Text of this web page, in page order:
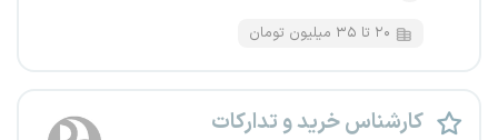
۲۰ تا ۳۵ میلیون تومان
کارشناس خرید و تدارکات